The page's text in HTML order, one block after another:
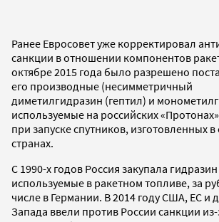
Ранее Евросовет уже корректировал
санкции в отношении компонентов
октябре 2015 года было разрешено
его производные (несимметричный
диметилгидразин (гептил) и
используемые на российских «Протонах»
при запуске спутников, изготовленных
странах.
С 1990-х годов Россия закупала
используемые в ракетном топливе, за
числе в Германии. В 2014 году США, ЕС и
Запада ввели против России санкции из-